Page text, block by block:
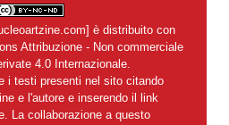
] è distribuito con
Attribuzione - Non commerciale
4.0 Internazionale.
i testi presenti nel sito citando
e l'autore e inserendo il link
La collaborazione a questo